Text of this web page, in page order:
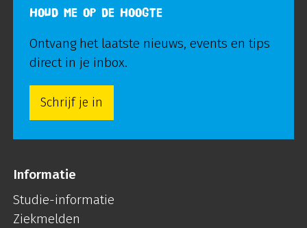
HOUD ME OP DE HOOGTE
Ontvang het laatste nieuws, events en tips
direct in je inbox.
Schrijf je in
Informatie
Studie-informatie
Ziekmelden